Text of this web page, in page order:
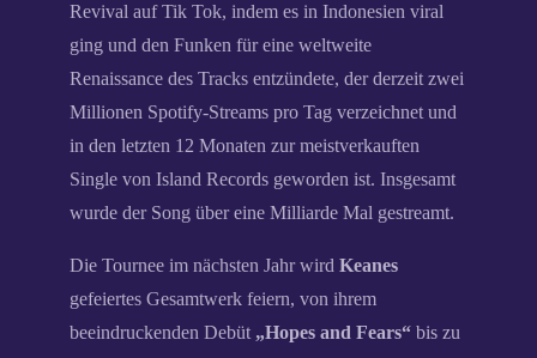
Revival auf Tik Tok, indem es in Indonesien viral
ging und den Funken für eine weltweite
Renaissance des Tracks entzündete, der derzeit zwei
Millionen Spotify-Streams pro Tag verzeichnet und
in den letzten 12 Monaten zur meistverkauften
Single von Island Records geworden ist. Insgesamt
wurde der Song über eine Milliarde Mal gestreamt.
Die Tournee im nächsten Jahr wird Keanes
gefeiertes Gesamtwerk feiern, von ihrem
beeindruckenden Debüt „Hopes and Fears“ bis zu